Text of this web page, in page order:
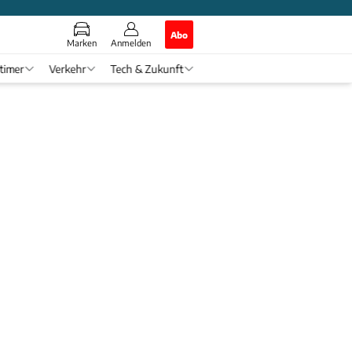
Marken Anmelden
Abo
Verkehr Tech & Zukunft